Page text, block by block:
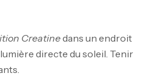
Creatinedans un endroit
lumière directe du soleil. Tenir